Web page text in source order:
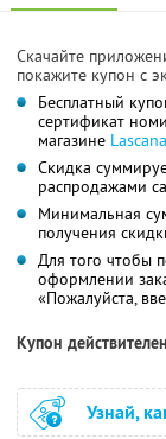
Скачайте
покажите купон с
Бесплатный
сертификат
магазине
Скидка
распродажами
Минимальная
получения
Для того чтобы
оформлении
«Пожалуйста,
Купон
Узнай,